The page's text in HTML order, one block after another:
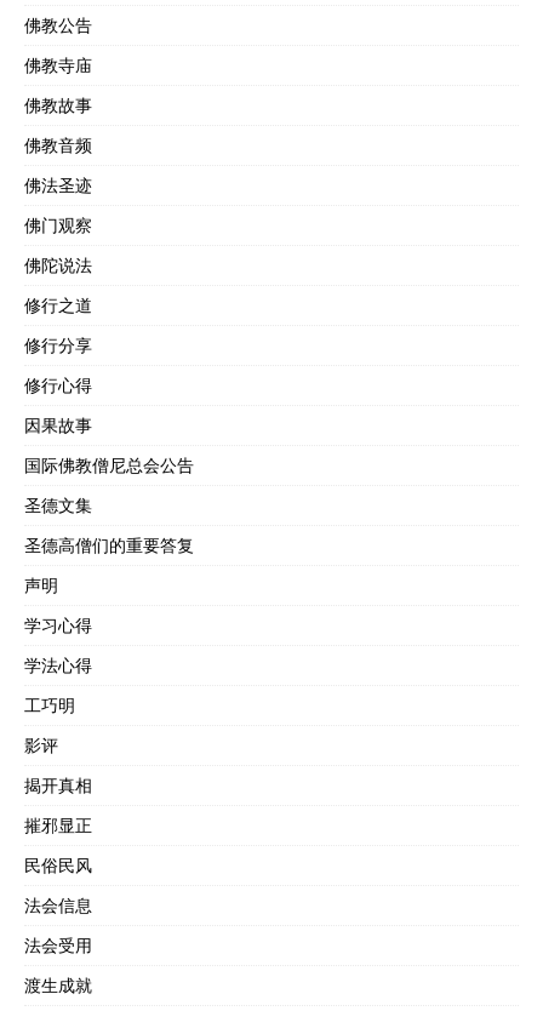
佛教公告
佛教寺庙
佛教故事
佛教音频
佛法圣迹
佛门观察
佛陀说法
修行之道
修行分享
修行心得
因果故事
国际佛教僧尼总会公告
圣德文集
圣德高僧们的重要答复
声明
学习心得
学法心得
工巧明
影评
揭开真相
摧邪显正
民俗民风
法会信息
法会受用
渡生成就